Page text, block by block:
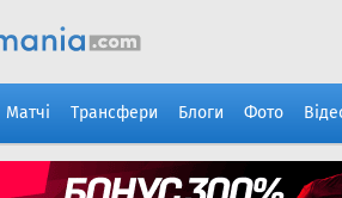
Матчі Трансфери Блоги Фото